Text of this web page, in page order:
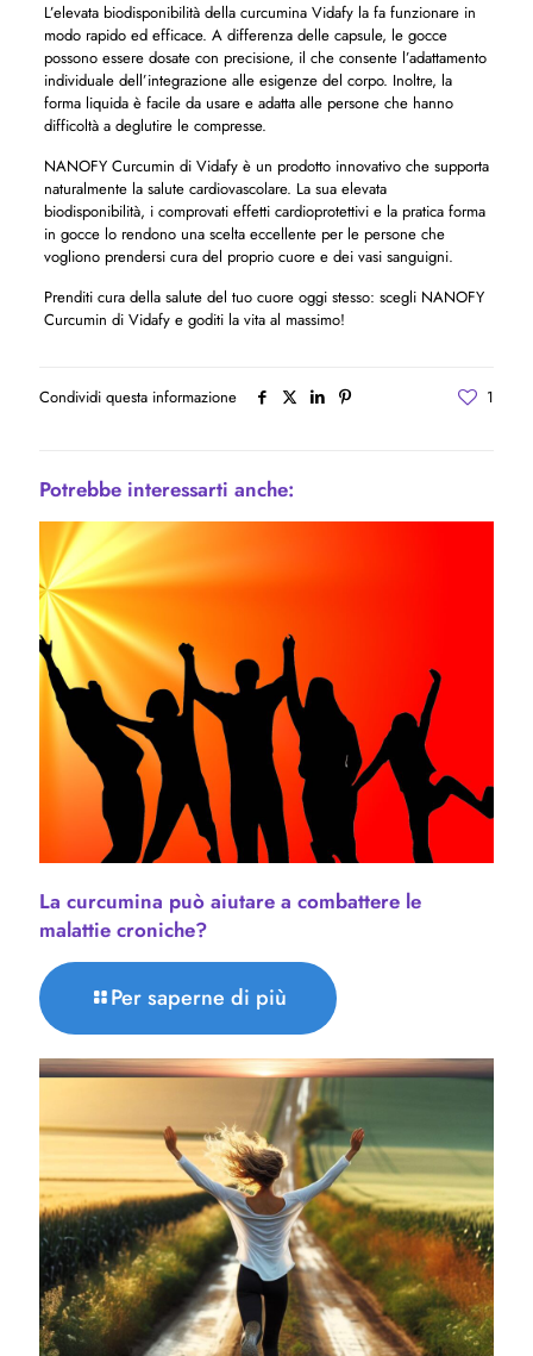
L’elevata biodisponibilità della curcumina Vidafy la fa funzionare in
modo rapido ed efficace. A differenza delle capsule, le gocce
possono essere dosate con precisione, il che consente l’adattamento
individuale dell’integrazione alle esigenze del corpo. Inoltre, la
forma liquida è facile da usare e adatta alle persone che hanno
difficoltà a deglutire le compresse.
NANOFY Curcumin di Vidafy è un prodotto innovativo che supporta
naturalmente la salute cardiovascolare. La sua elevata
biodisponibilità, i comprovati effetti cardioprotettivi e la pratica forma
in gocce lo rendono una scelta eccellente per le persone che
vogliono prendersi cura del proprio cuore e dei vasi sanguigni.
Prenditi cura della salute del tuo cuore oggi stesso: scegli NANOFY
Curcumin di Vidafy e goditi la vita al massimo!
Condividi questa informazione 1
Potrebbe interessarti anche:
La curcumina può aiutare a combattere le
malattie croniche?
Per saperne di più